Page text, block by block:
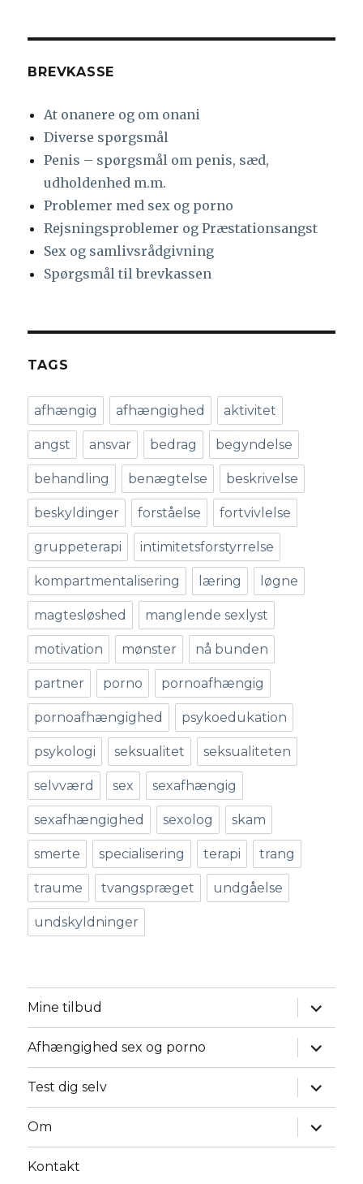
BREVKASSE
At onanere og om onani
Diverse spørgsmål
Penis – spørgsmål om penis, sæd,
udholdenhed m.m.
Problemer med sex og porno
Rejsningsproblemer og Præstationsangst
Sex og samlivsrådgivning
Spørgsmål til brevkassen
TAGS
afhængig afhængighed aktivitet
angst ansvar bedrag begyndelse
behandling benægtelse beskrivelse
beskyldinger forståelse fortvivlelse
gruppeterapi intimitetsforstyrrelse
kompartmentalisering læring løgne
magtesløshed manglende sexlyst
motivation mønster nå bunden
partner porno pornoafhængig
pornoafhængighed psykoedukation
psykologi seksualitet seksualiteten
selvværd sex sexafhængig
sexafhængighed sexolog skam
smerte specialisering terapi trang
traume tvangspræget undgåelse
undskyldninger
Mine tilbud
udvid
Afhængighed sex og porno
udvid
Test dig selv
udvid
Om
udvid
Kontakt